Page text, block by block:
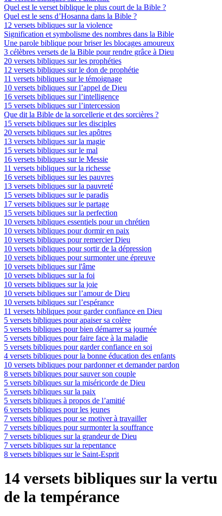
Quel est le verset biblique le plus court de la Bible ?
Quel est le sens d’Hosanna dans la Bible ?
12 versets bibliques sur la violence
Signification et symbolisme des nombres dans la Bible
Une parole biblique pour briser les blocages amoureux
3 célèbres versets de la Bible pour rendre grâce à Dieu
20 versets bibliques sur les prophéties
12 versets bibliques sur le don de prophétie
11 versets bibliques sur le témoignage
10 versets bibliques sur l’appel de Dieu
16 versets bibliques sur l’intelligence
15 versets bibliques sur l’intercession
Que dit la Bible de la sorcellerie et des sorcières ?
15 versets bibliques sur les disciples
20 versets bibliques sur les apôtres
13 versets bibliques sur la magie
15 versets bibliques sur le mal
16 versets bibliques sur le Messie
11 versets bibliques sur la richesse
16 versets bibliques sur les pauvres
13 versets bibliques sur la pauvreté
15 versets bibliques sur le paradis
17 versets bibliques sur le partage
15 versets bibliques sur la perfection
10 versets bibliques essentiels pour un chrétien
10 versets bibliques pour dormir en paix
10 versets bibliques pour remercier Dieu
10 versets bibliques pour sortir de la dépression
10 versets bibliques pour surmonter une épreuve
10 versets bibliques sur l'âme
10 versets bibliques sur la foi
10 versets bibliques sur la joie
10 versets bibliques sur l’amour de Dieu
10 versets bibliques sur l’espérance
11 versets bibliques pour garder confiance en Dieu
5 versets bibliques pour apaiser sa colère
5 versets bibliques pour bien démarrer sa journée
5 versets bibliques pour faire face à la maladie
5 versets bibliques pour garder confiance en soi
4 versets bibliques pour la bonne éducation des enfants
10 versets bibliques pour pardonner et demander pardon
8 versets bibliques pour sauver son couple
5 versets bibliques sur la miséricorde de Dieu
5 versets bibliques sur la paix
5 versets bibliques à propos de l’amitié
6 versets bibliques pour les jeunes
7 versets bibliques pour se motiver à travailler
7 versets bibliques pour surmonter la souffrance
7 versets bibliques sur la grandeur de Dieu
7 versets bibliques sur la repentance
8 versets bibliques sur le Saint-Esprit
14 versets bibliques sur la vertu
de la tempérance